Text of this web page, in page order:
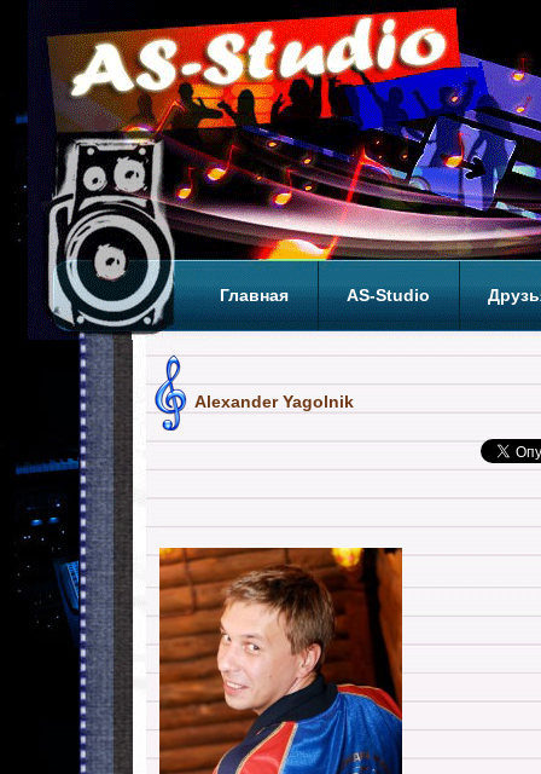
Главная AS-Studio
Alexander Yagolnik